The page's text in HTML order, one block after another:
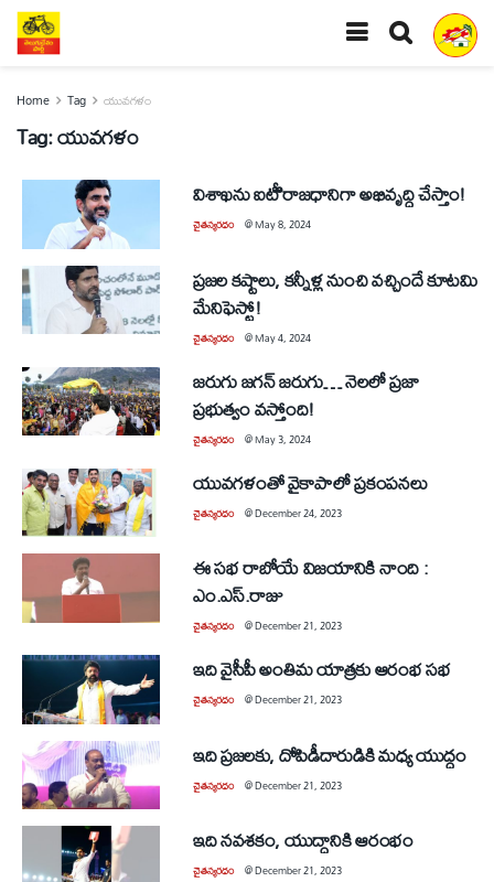
Home Tag యువగళం
Tag:యువగళం
విశాఖను ఐటీి రాజధానిగా అభివృద్ధి చేస్తాం!
చైతన్యరధం @May 8, 2024
ప్రజల కష్టాలు, కన్నీళ్ల నుంచి వచ్చిందే కూటమి
మేనిఫెస్టో!
చైతన్యరధం @May 4, 2024
జరుగు జగన్‌ జరుగు… నెలలో ప్రజా
ప్రభుత్వం వస్తోంది!
చైతన్యరధం @May 3, 2024
యువగళంతో వైకాపాలో ప్రకంపనలు
చైతన్యరధం @December 24, 2023
ఈ సభ రాబోయే విజయానికి నాంది :
ఎం.ఎస్‌.రాజు
చైతన్యరధం @December 21, 2023
ఇది వైసీపీ అంతిమ యాత్రకు ఆరంభ సభ
చైతన్యరధం @December 21, 2023
ఇది ప్రజలకు, దోపిడీదారుడికి మధ్య యుద్ధం
చైతన్యరధం @December 21, 2023
ఇది నవశకం, యుద్ధానికి ఆరంభం
చైతన్యరధం @December 21, 2023